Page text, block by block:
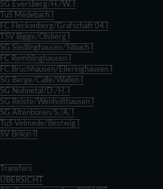
SG Eversberg/H./W. I
TuS Medebach I
FC Fleckenberg/Grafschaft 04 I
TSV Bigge/Olsberg I
SG Siedlinghausen/Silbach I
FC Remblinghausen I
FC Bruchhausen/Elleringhausen I
SG Berge/Calle/Wallen I
SG Nuhnetal/D./H. I
SG Reiste/Wenholthausen I
SG Altenbüren/S./A. I
TuS Velmede/Bestwig I
SV Brilon II
Transfers
ÜBERSICHT